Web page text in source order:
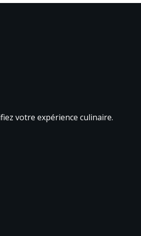
votre expérience culinaire.